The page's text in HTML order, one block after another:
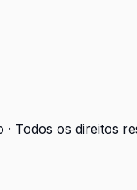
Todos os direitos